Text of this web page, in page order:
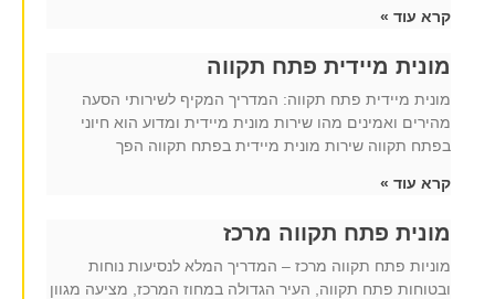
קרא עוד »
מונית מיידית פתח תקווה
מונית מיידית פתח תקווה: המדריך המקיף לשירותי הסעה
מהירים ואמינים מהו שירות מונית מיידית ומדוע הוא חיוני
בפתח תקווה שירות מונית מיידית בפתח תקווה הפך
קרא עוד »
מונית פתח תקווה מרכז
מוניות פתח תקווה מרכז – המדריך המלא לנסיעות נוחות
ובטוחות פתח תקווה, העיר הגדולה במחוז המרכז, מציעה מגוון